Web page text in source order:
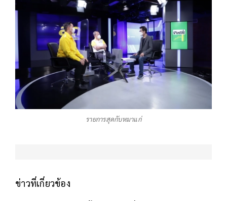
รายการสุดกับหมาแก่
ข่าวที่เกี่ยวข้อง